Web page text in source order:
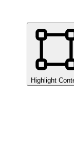
Highlight